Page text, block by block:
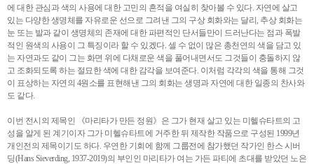
에 대한 관심과 색의 사용에 대한 고민의 흔적을 여실히 찾아볼 수 있다. 자연에 살고
있는 다양한 생명체를 자유로운 선으로 그려낸 그의 구상 회화와는 달리, 추상 회화는
눈 또는 발과 같이 생명체의 존재에 대한 파편적인 단서들만이 드러난다는 점과 폭발
적인 원색의 사용이 그 특징이라 할 수 있겠다. 셀 수 없이 많은 총천연의 색을 담고 있
는 자연과도 같이 그는 화면 위에 다채로운 색을 풀어내면서도 그것들이 충돌하지 않
고 조화되도록 하는 절묘한 색에 대한 감각을 보여준다. 이처럼 각각의 색을 통해 그것
이 표상하는 자연의 4원소를 표현해낸 그의 회화는 생명과 자연에 대한 일종의 찬사와
도 같다.
이번 전시의 제목인 《마리타가 만든 정원》은 그가 현재 살고 있는 미헬슈타트의 고
성을 알게 된 계기이자 그가 미헬슈타트에 거주한 뒤 제작한 작품으로 구성된 1999년
개인전의 제목이기도 하다. 우연한 기회에 함께 그룹전에 참가했던 작가인 한스 시버
딩(Hans Sieverding, 1937-2019)의 부인인 마리타가 여는 가든 파티에 초대를 받았던 노은